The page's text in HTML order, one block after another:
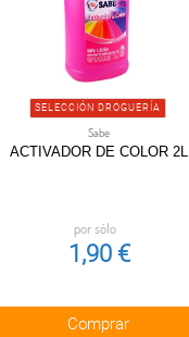
SELECCIÓN DROGUERÍA
Sabe
ACTIVADOR DE COLOR 2L
por sólo
1,90 €
Comprar